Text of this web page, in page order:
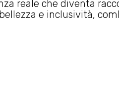
reale che diventa
e inclusività,